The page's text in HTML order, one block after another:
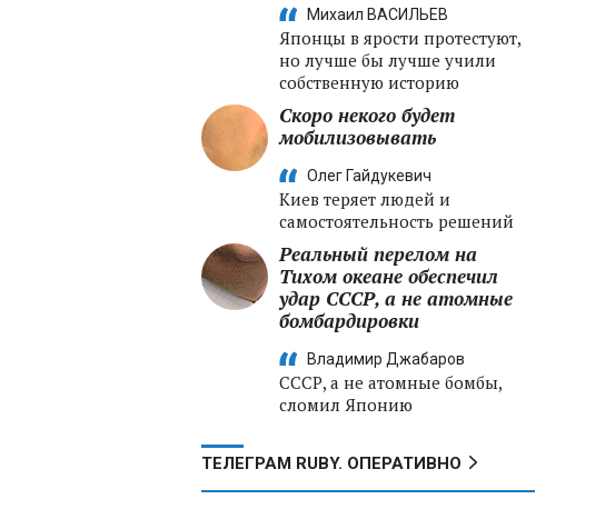
Михаил ВАСИЛЬЕВ
Японцы в ярости протестуют,
но лучше бы лучше учили
собственную историю
Скоро некого будет
мобилизовывать
Олег Гайдукевич
Киев теряет людей и
самостоятельность решений
Реальный перелом на
Тихом океане обеспечил
удар СССР, а не атомные
бомбардировки
Владимир Джабаров
СССР, а не атомные бомбы,
сломил Японию
ТЕЛЕГРАМ RUBY. ОПЕРАТИВНО